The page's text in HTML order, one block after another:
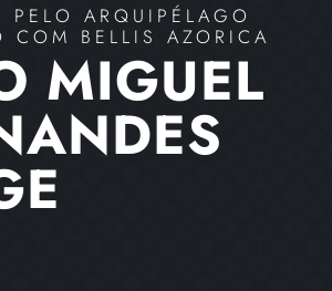
PELO ARQUIPÉLAGO
COM BELLIS AZORICA
MIGUEL